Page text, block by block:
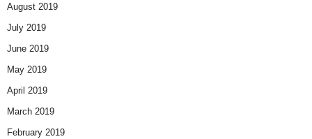
August 2019
July 2019
June 2019
May 2019
April 2019
March 2019
February 2019